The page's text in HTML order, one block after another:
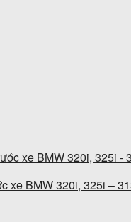
xe BMW 320i, 325i –